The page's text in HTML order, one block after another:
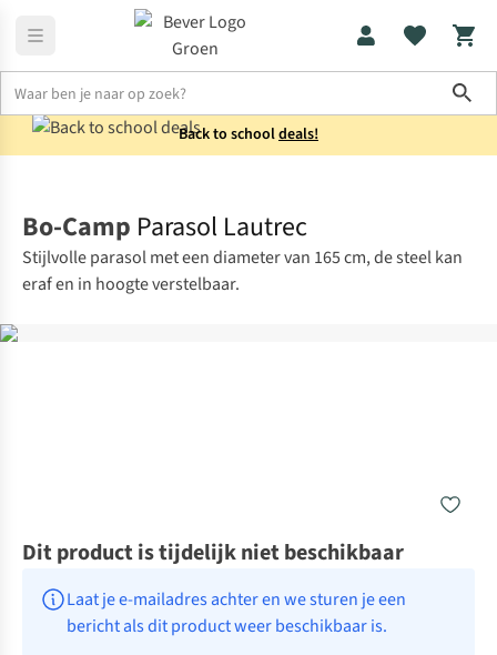
Back to schooldeals!
Bo-Camp Parasol Lautrec
Stijlvolle parasol met een diameter van 165 cm, de steel kan
eraf en in hoogte verstelbaar.
Dit product is tijdelijk niet beschikbaar
Laat je e-mailadres achter en we sturen je een
bericht als dit product weer beschikbaar is.